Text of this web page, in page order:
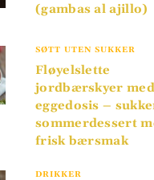
(gambas al ajillo)
SØTT UTEN SUKKER
Fløyelslette
jordbærskyer
eggedosis –
sommerdessert
frisk bærsmak
DRIKKER